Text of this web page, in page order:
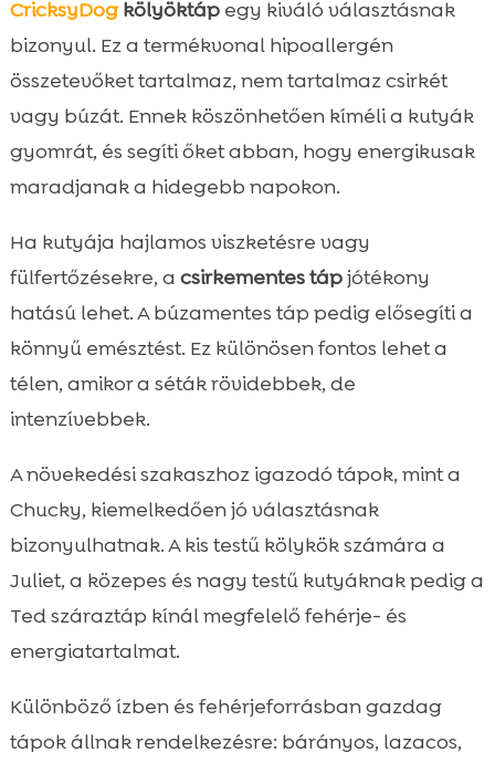
CricksyDogkölyöktápegy kiváló választásnak
bizonyul. Ez a termékvonal hipoallergén
összetevőket tartalmaz, nem tartalmaz csirkét
vagy búzát. Ennek köszönhetően kíméli a kutyák
gyomrát, és segíti őket abban, hogy energikusak
maradjanak a hidegebb napokon.
Ha kutyája hajlamos viszketésre vagy
fülfertőzésekre, a csirkementes tápjótékony
hatású lehet. A búzamentes táp pedig elősegíti a
könnyű emésztést. Ez különösen fontos lehet a
télen, amikor a séták rövidebbek, de
intenzívebbek.
A növekedési szakaszhoz igazodó tápok, mint a
Chucky, kiemelkedően jó választásnak
bizonyulhatnak. A kis testű kölykök számára a
Juliet, a közepes és nagy testű kutyáknak pedig a
Ted száraztáp kínál megfelelő fehérje- és
energiatartalmat.
Különböző ízben és fehérjeforrásban gazdag
tápok állnak rendelkezésre: bárányos, lazacos,